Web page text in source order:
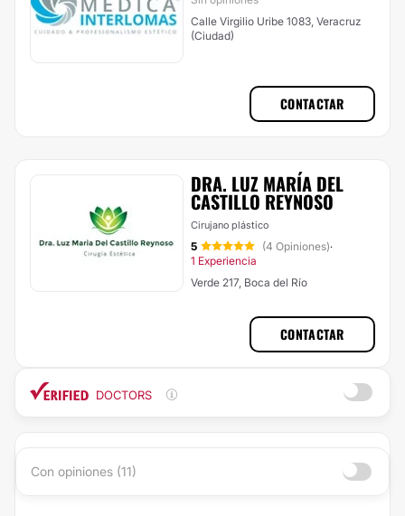
Calle Virgilio Uribe 1083, Veracruz
(Ciudad)
CONTACTAR
DRA. LUZ MARÍA DEL
CASTILLO REYNOSO
Cirujano plástico
5 (4 Opiniones)·
1 Experiencia
Verde 217, Boca del Río
CONTACTAR
DOCTORS
Con opiniones (11)